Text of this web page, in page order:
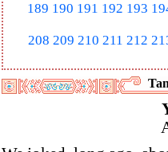
189 190 191 192 193
208 209 210 211 212